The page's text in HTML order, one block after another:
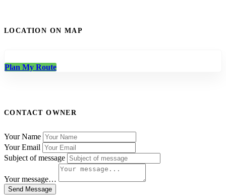
LOCATION ON MAP
Plan My Route
CONTACT OWNER
Your Name
Your Email
Subject of message
Your message…
Send Message